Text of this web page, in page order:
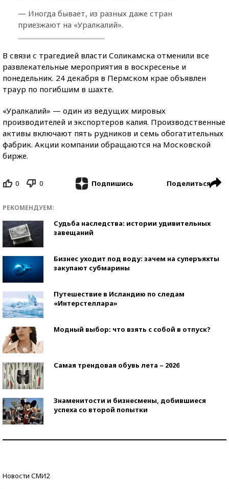
— Иногда бывает, из разных даже стран
приезжают на «Уралкалий».
В связи с трагедией власти Соликамска отменили все
развлекательные мероприятия в воскресенье и
понедельник. 24 декабря в Пермском крае объявлен
траур по погибшим в шахте.
«Уралкалий» — один из ведущих мировых
производителей и экспортеров калия. Производственные
активы включают пять рудников и семь обогатительных
фабрик. Акции компании обращаются на Московской
бирже.
0 0 Подпишись Поделиться
РЕКОМЕНДУЕМ:
Судьба наследства: истории удивительных
завещаний
Бизнес уходит под воду: зачем на суперъяхты
закупают субмарины
Путешествие в Исландию по следам
«Интерстеллара»
Модный выбор: что взять с собой в отпуск?
Самая трендовая обувь лета – 2026
Знаменитости и бизнесмены, добившиеся
успеха со второй попытки
Новости СМИ2